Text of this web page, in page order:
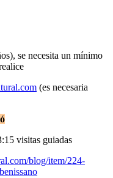
se necesita un mínimo
(es necesaria
visitas guiadas
blog/item/224-